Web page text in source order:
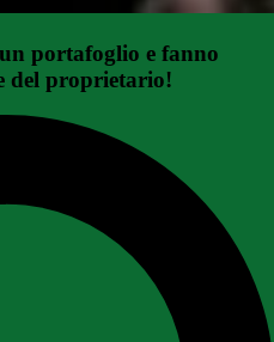
portafoglio e fanno
del proprietario!